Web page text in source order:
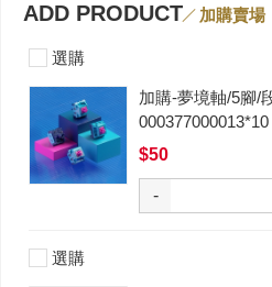
ADD PRODUCT 加購賣場
選購
加購-夢境軸/5腳/
000377000013*10
$50
-
選購